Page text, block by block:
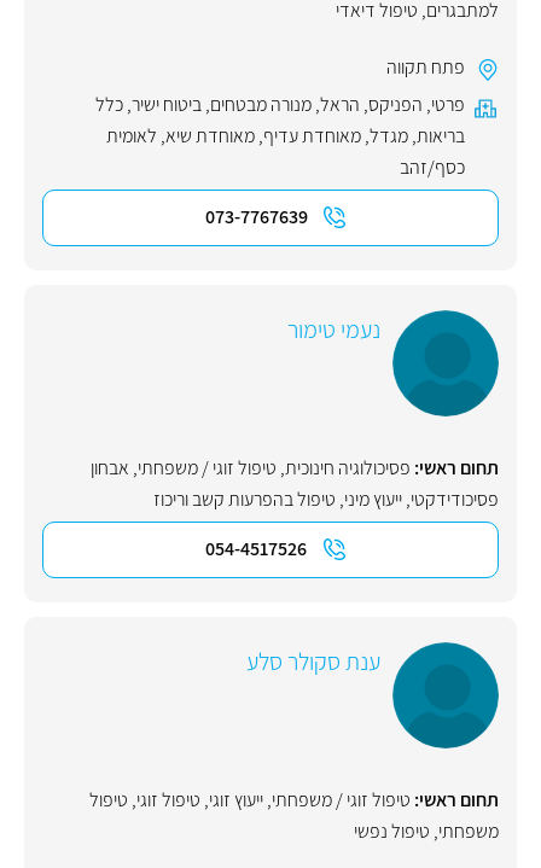
למתבגרים, טיפול דיאדי
פתח תקווה
פרטי, הפניקס, הראל,מנורה מבטחים,ביטוח ישיר,כלל
בריאות,מגדל,מאוחדת עדיף,מאוחדת שיא, לאומית
כסף/זהב
073-7767639
נעמי טימור
תחום ראשי: פסיכולוגיה חינוכית, טיפול זוגי / משפחתי, אבחון
פסיכודידקטי,ייעוץ מיני, טיפול בהפרעות קשב וריכוז
054-4517526
ענת סקולר סלע
תחום ראשי: טיפול זוגי / משפחתי,ייעוץ זוגי, טיפול זוגי, טיפול
משפחתי, טיפול נפשי